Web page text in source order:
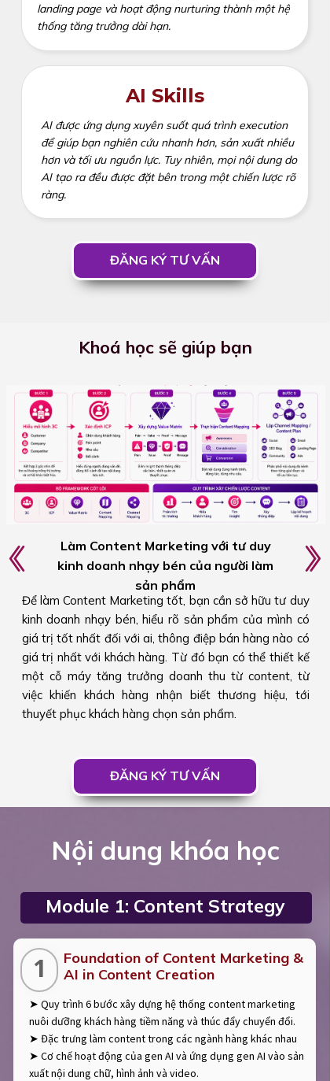
landing page và hoạt động nurturing thành một hệ
thống tăng trưởng dài hạn.
AI Skills
AI được ứng dụng xuyên suốt quá trình execution
để giúp bạn nghiên cứu nhanh hơn, sản xuất nhiều
hơn và tối ưu nguồn lực. Tuy nhiên, mọi nội dung do
AI tạo ra đều được đặt bên trong một chiến lược rõ
ràng.
ĐĂNG KÝ TƯ VẤN
Khoá học sẽ giúp bạn
Bạn sẽ biết cách kết hợp cả Authority Content (xây
dựng uy tín) và Conversion Content (thúc đẩy hành
động) trong cùng một hệ thống Content Marketing.
Thay vì chỉ tập trung vào một loại nội dung, bạn hiểu
cách triển khai đúng content, đúng kênh và đúng giai
đoạn trong hành trình khách hàng để tối ưu hiệu quả
chuyển đổi.
Triển khai hệ thống Content đa kênh theo
hành trình khách hàng
ĐĂNG KÝ TƯ VẤN
Foundation of Content Marketing &
AI in Content Creation
➤ Quy trình 6 bước xây dựng hệ thống content marketing
nuôi dưỡng khách hàng tiềm năng và thúc đẩy chuyển đổi.
➤ Đặc trưng làm content trong các ngành hàng khác nhau
➤ Cơ chế hoạt động của gen AI và ứng dụng gen AI vào sản
xuất nội dung chữ, hình ảnh và video.
1
Module 1: Content Strategy
Nội dung khóa học